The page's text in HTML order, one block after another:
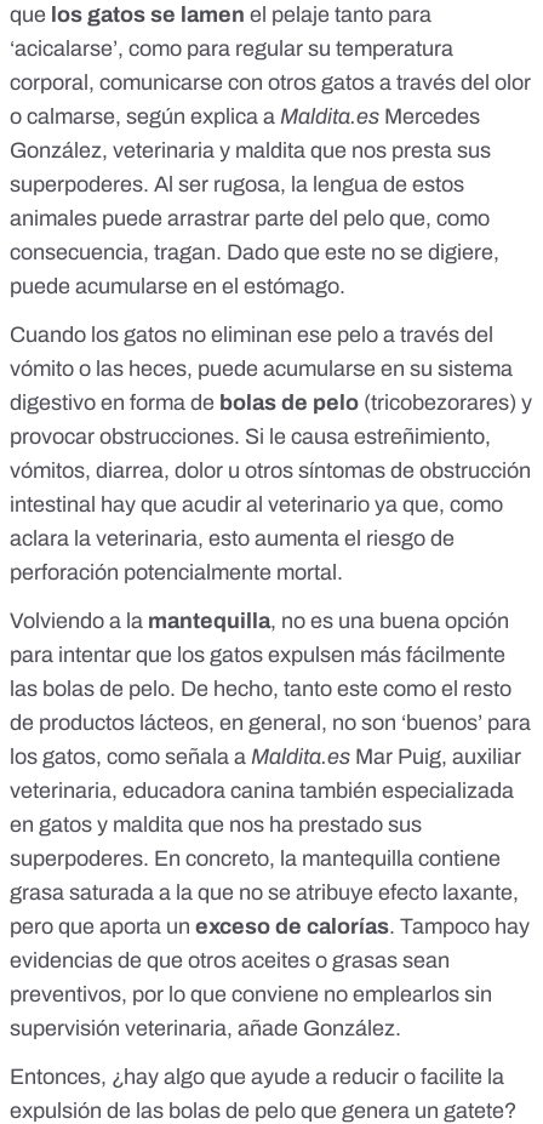
que los gatos se lamen el pelaje tanto para
‘acicalarse’, como para regular su temperatura
corporal, comunicarse con otros gatos a través del olor
o calmarse, según explica a Maldita.es Mercedes
González, veterinaria y maldita que nos presta sus
superpoderes. Al ser rugosa, la lengua de estos
animales puede arrastrar parte del pelo que, como
consecuencia, tragan. Dado que este no se digiere,
puede acumularse en el estómago.
Cuando los gatos no eliminan ese pelo a través del
vómito o las heces, puede acumularse en su sistema
digestivo en forma de bolas de pelo (tricobezorares) y
provocar obstrucciones. Si le causa estreñimiento,
vómitos, diarrea, dolor u otros síntomas de obstrucción
intestinal hay que acudir al veterinario ya que, como
aclara la veterinaria, esto aumenta el riesgo de
perforación potencialmente mortal.
Volviendo a la mantequilla, no es una buena opción
para intentar que los gatos expulsen más fácilmente
las bolas de pelo. De hecho, tanto este como el resto
de productos lácteos, en general, no son ‘buenos’ para
los gatos, como señala a Maldita.es Mar Puig, auxiliar
veterinaria, educadora canina también especializada
en gatos y maldita que nos ha prestado sus
superpoderes. En concreto, la mantequilla contiene
grasa saturada a la que no se atribuye efecto laxante,
pero que aporta un exceso de calorías. Tampoco hay
evidencias de que otros aceites o grasas sean
preventivos, por lo que conviene no emplearlos sin
supervisión veterinaria, añade González.
Entonces, ¿hay algo que ayude a reducir o facilite la
expulsión de las bolas de pelo que genera un gatete?